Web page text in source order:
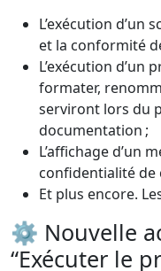
L’exécution
et la conformité
L’exécution d’un
formater,
serviront lors du
documentation ;
L’affichage d’un
confidentialité de
Et plus encore.
⚙️ Nouvelle
“Exécuter le